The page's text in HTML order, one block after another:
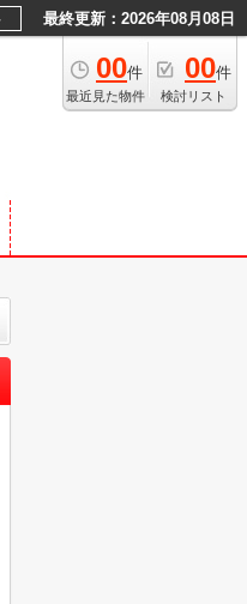
最終更新：2026年08月08日
00件
最近見た物件
00件
検討リスト